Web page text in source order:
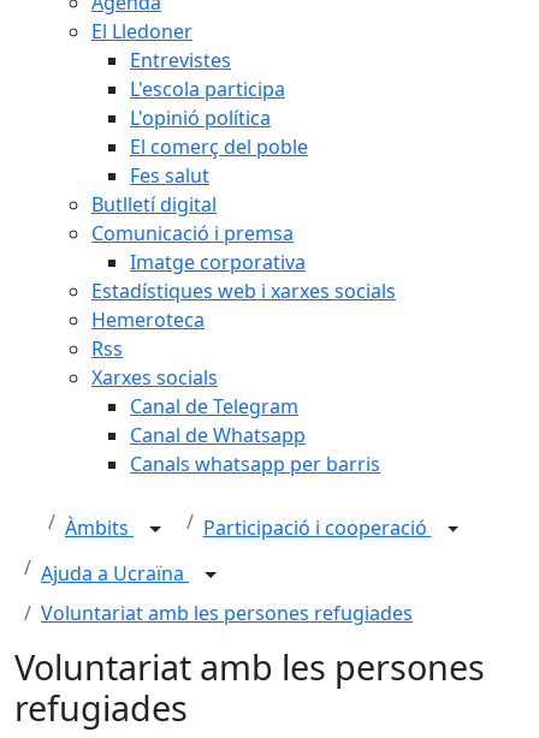
El Lledoner
Entrevistes
L'escola participa
L'opinió política
El comerç del poble
Fes salut
Butlletí digital
Comunicació i premsa
Imatge corporativa
Estadístiques web i xarxes socials
Hemeroteca
Rss
Xarxes socials
Canal de Telegram
Canal de Whatsapp
Canals whatsapp per barris
Àmbits
Participació i cooperació
Ajuda a Ucraïna
Voluntariat amb les persones refugiades
Voluntariat amb les persones
refugiades